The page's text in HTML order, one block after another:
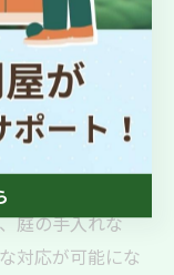
方
ますが、「何を
す。まずは、生
い作業をリスト
が受けられるか
庭の手入れな
対応が可能にな